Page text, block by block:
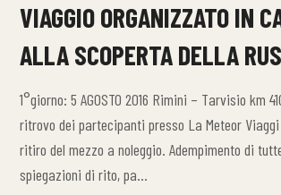
VIAGGIO ORGANIZZATO IN
ALLA SCOPERTA DELLA
1°giorno: 5 AGOSTO 2016 Rimini – Tarvisio km
ritrovo dei partecipanti presso La Meteor
ritiro del mezzo a noleggio. Adempimento di
spiegazioni di rito, pa…